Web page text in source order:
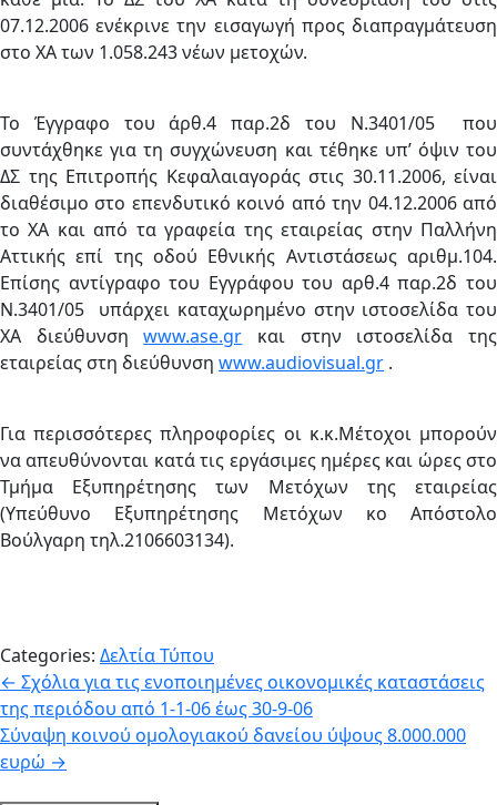
07.12.2006 ενέκρινε την εισαγωγή προς διαπραγμάτευση
στο ΧΑ των 1.058.243 νέων μετοχών.
Το Έγγραφο του άρθ.4 παρ.2δ του Ν.3401/05 που
συντάχθηκε για τη συγχώνευση και τέθηκε υπ’ όψιν του
ΔΣ της Επιτροπής Κεφαλαιαγοράς στις 30.11.2006, είναι
διαθέσιμο στο επενδυτικό κοινό από την 04.12.2006 από
το ΧΑ και από τα γραφεία της εταιρείας στην Παλλήνη
Αττικής επί της οδού Εθνικής Αντιστάσεως αριθμ.104.
Επίσης αντίγραφο του Εγγράφου του αρθ.4 παρ.2δ του
Ν.3401/05 υπάρχει καταχωρημένο στην ιστοσελίδα του
ΧΑ διεύθυνσηwww.ase.gr και στην ιστοσελίδα της
εταιρείας στη διεύθυνση www.audiovisual.gr .
Για περισσότερες πληροφορίες οι κ.κ.Μέτοχοι μπορούν
να απευθύνονται κατά τις εργάσιμες ημέρες και ώρες στο
Τμήμα Εξυπηρέτησης των Μετόχων της εταιρείας
(Υπεύθυνο Εξυπηρέτησης Μετόχων κο Απόστολο
Βούλγαρη τηλ.2106603134).
Categories: Δελτία Τύπου
Πλοήγηση
άρθρων
← Σχόλια για τις ενοποιημένες οικονομικές καταστάσεις
της περιόδου από 1-1-06 έως 30-9-06
Σύναψη κοινού ομολογιακού δανείου ύψους 8.000.000
ευρώ →